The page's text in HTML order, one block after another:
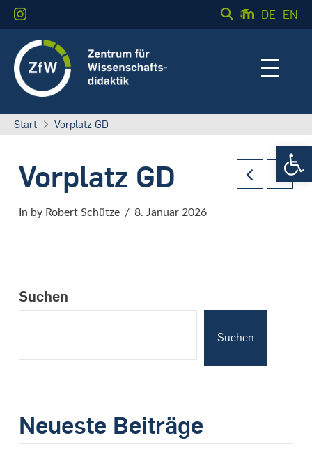
DE EN
Start Vorplatz GD
Vorplatz GD
In by Robert Schütze 8. Januar 2026
Suchen
Suchen
Neueste Beiträge